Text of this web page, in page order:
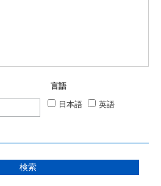
言語
日本語
英語